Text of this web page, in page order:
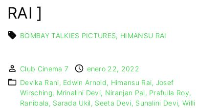
EXPERIMENTOS
WESTERN / CHAMBARA
FRANCIA
SERBIA​
SUECIA
CONTACTO
RAI ]
BOMBAY TALKIES PICTURES HIMANSU RAI
Club Cinema 7
enero 22, 2022
Devika Rani Edwin Arnold Himansu Rai Josef
Wirsching Mrinalini Devi Niranjan Pal
Prafulla Roy
Ranibala
Sarada Ukil Seeta Devi Sunalini Devi Willi